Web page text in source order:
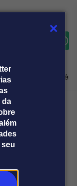
da